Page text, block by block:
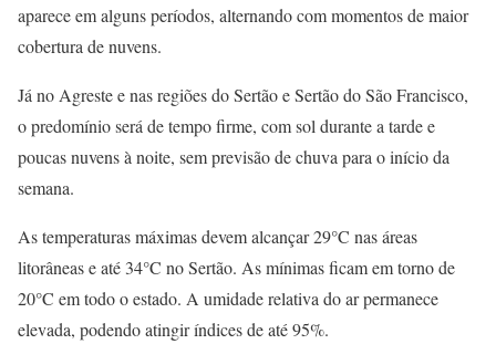
aparece em alguns períodos, alternando com momentos de maior
cobertura de nuvens.
Já no Agreste e nas regiões do Sertão e Sertão do São Francisco,
o predomínio será de tempo firme, com sol durante a tarde e
poucas nuvens à noite, sem previsão de chuva para o início da
semana.
As temperaturas máximas devem alcançar 29°C nas áreas
litorâneas e até 34°C no Sertão. As mínimas ficam em torno de
20°C em todo o estado. A umidade relativa do ar permanece
elevada, podendo atingir índices de até 95%.